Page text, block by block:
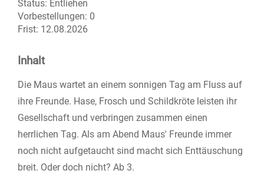
Status: Entliehen
Vorbestellungen: 0
Frist: 12.08.2026
Inhalt
Die Maus wartet an einem sonnigen Tag am Fluss auf
ihre Freunde. Hase, Frosch und Schildkröte leisten ihr
Gesellschaft und verbringen zusammen einen
herrlichen Tag. Als am Abend Maus' Freunde immer
noch nicht aufgetaucht sind macht sich Enttäuschung
breit. Oder doch nicht? Ab 3.